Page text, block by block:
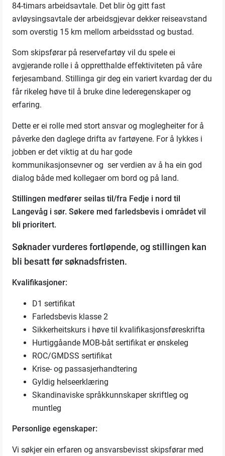
84-timars arbeidsavtale. Det blir òg gitt fast
avløysingsavtale der arbeidsgjevar dekker reiseavstand
som overstig 15 km mellom arbeidsstad og bustad.
Som skipsførar på reservefartøy vil du spele ei
avgjerande rolle i å oppretthalde effektiviteten på våre
ferjesamband. Stillinga gir deg ein variert kvardag der du
får rikeleg høve til å bruke dine lederegenskaper og
erfaring.
Dette er ei rolle med stort ansvar og moglegheiter for å
påverke den daglege drifta av fartøyene. For å lykkes i
jobben er det viktig at du har gode
kommunikasjonsevner og ser verdien av å ha ein god
dialog både med kollegaer om bord og på land.
Stillingen medfører seilas til/fra Fedje i nord til
Langevåg i sør. Søkere med farledsbevis i området vil
bli prioritert.
Søknader vurderes fortløpende, og stillingen kan
bli besatt før søknadsfristen.
Kvalifikasjoner:
D1 sertifikat
Farledsbevis klasse 2
Sikkerheitskurs i høve til kvalifikasjonsføreskrifta
Hurtiggåande MOB-båt sertifikat er ønskeleg
ROC/GMDSS sertifikat
Krise- og passasjerhandtering
Gyldig helseerklæring
Skandinaviske språkkunnskaper skriftleg og
muntleg
Personlige egenskaper:
Vi søkjer ein erfaren og ansvarsbevisst skipsførar med